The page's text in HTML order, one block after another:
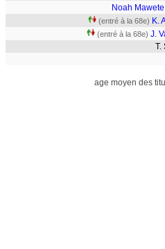
Noah
(entré à la 68e) K.
(entré à la 68e) J.
T.
age moyen des